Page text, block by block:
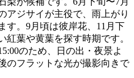
アジサイが主役で、雨上がり
す。9月頃は彼岸花、11月下
紅葉や黄葉を探す時期です。
のため、日の出・夜景よ
のフラットな光が撮影向きで